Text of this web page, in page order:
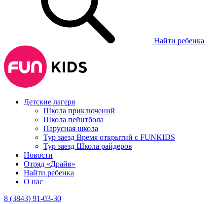
Найти ребенка
Детские лагеря
Школа приключений
Школа пейнтбола
Парусная школа
Тур заезд Время открытий с FUNKIDS
Тур заезд Школа райдеров
Новости
Отряд «Драйв»
Найти ребенка
О нас
8 (3843) 91-03-30